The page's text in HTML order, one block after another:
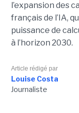
l’expansion des
français de l’IA,
puissance de
à l’horizon 2030.
Article rédigé par
Louise Costa
Journaliste